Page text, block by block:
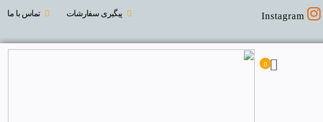
Instagram
پیگیری سفارشات تماس با ما
0